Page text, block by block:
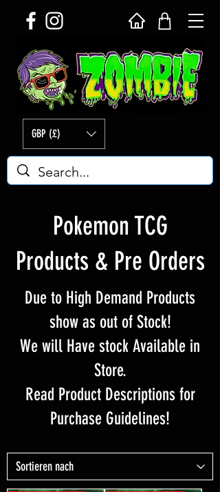
GBP (£)
Pokemon TCG
Products & Pre Orders
Due to High Demand Products
show as out of Stock!
We will Have stock Available in
Store.
Read Product Descriptions for
Purchase Guidelines!